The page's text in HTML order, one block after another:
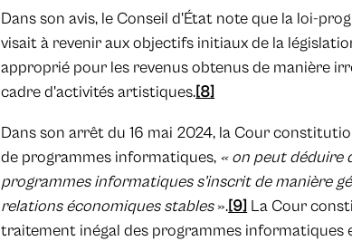
Dans son avis, le Conseil d'État note que la loi-
visait à revenir aux objectifs initiaux de la
approprié pour les revenus obtenus de manière
cadre d'activités artistiques.[8]
Dans son arrêt du 16 mai 2024, la Cour
de programmes informatiques, « on peut déduire
programmes informatiques s'inscrit de manière
relations économiques stables».[9] La Cour
traitement inégal des programmes